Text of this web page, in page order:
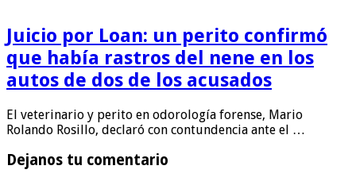
Juicio por Loan: un perito confirmó
que había rastros del nene en los
autos de dos de los acusados
El veterinario y perito en odorología forense, Mario
Rolando Rosillo, declaró con contundencia ante el …
Dejanos tu comentario